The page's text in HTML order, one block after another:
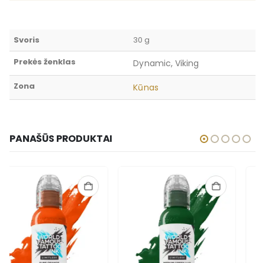
Svoris
30 g
Prekės ženklas
Dynamic, Viking
Zona Kūnas
PANAŠŪS PRODUKTAI